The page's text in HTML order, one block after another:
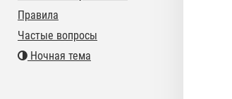
Правила
Частые вопросы
Ночная тема